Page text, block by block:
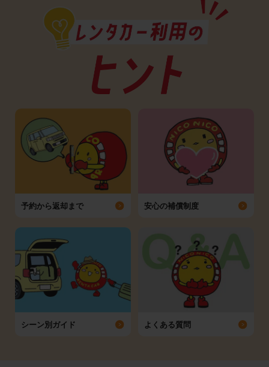
予約から返却まで 安心の補償制度
シーン別ガイド よくある質問